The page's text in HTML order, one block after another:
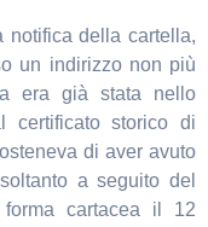
notifica della cartella,
un indirizzo non più
era già stata nello
certificato storico di
di aver avuto
a seguito del
cartacea il 12